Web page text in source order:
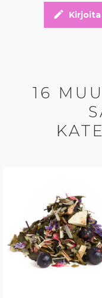
edit
16